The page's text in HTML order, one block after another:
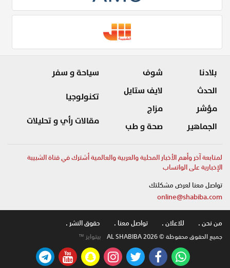
بلادنا
الحدث
مؤشر
الجماهير
شوف
لايف ستايل
مزاج
صحة و طب
سياحة و سفر
تكنولوجيا
مقالات رأي و تحليلات
لمتابعة آخر وأهم الأخبار المحلية والعربية والعالمية أشترك في قناة الشبيبة
الإخبارية على الواتساب
تواصل معنا لعرض مشكلتك
online@shabiba.com
من نحن .
للاعلان . تواصل معنا . حقوق النشر .
جميع الحقوق محفوظة © AL SHABIBA 2026 بيتوايز ™